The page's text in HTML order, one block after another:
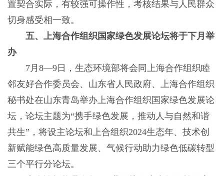
置契合实际，有较强可操作性，考核结果与人民群众
切身感受相一致。
五、上海合作组织国家绿色发展论坛将于下月举
办
7月8—9日，生态环境部将会同上海合作组织睦
邻友好合作委员会、山东省人民政府、上海合作组织
秘书处在山东青岛举办上海合作组织国家绿色发展论
坛，论坛主题为“携手绿色发展，推动人与自然和谐
共生”，将设主论坛和上合组织2024生态年、技术创
新赋能绿色高质量发展、气候行动助力绿色低碳转型
三个平行分论坛。